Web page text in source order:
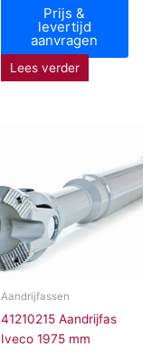
Prijs &
levertijd
aanvragen
Lees verder
Aandrijfassen
41210215 Aandrijfas
Iveco 1975 mm